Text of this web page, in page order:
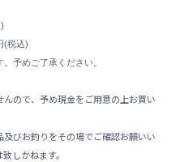
(税込)
予めご了承ください。
ので、予め現金をご用意の上お買い
びお釣りをその場でご確認お願いい
しかねます。